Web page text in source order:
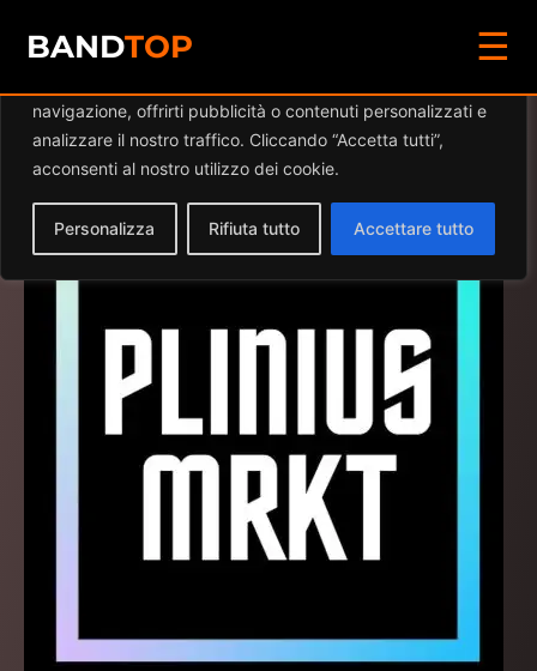
Diamo valore alla tua privacy
navigazione, offrirti pubblicità o contenuti personalizzati e
analizzare il nostro traffico. Cliccando “Accetta tutti”,
acconsenti al nostro utilizzo dei cookie.
Personalizza Rifiuta tutto Accettare tutto
BANDTOP
☰
Plinius Marketing &
Advertising